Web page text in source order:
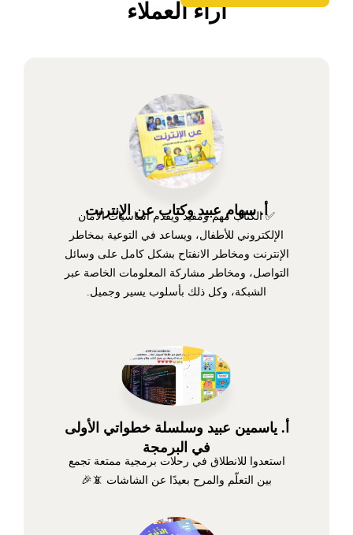
آراء العملاء
أ. سهام عبيد وكتاب عن الإنترنت
✅ الكتاب مهم ومفيد ويقدم أساسيات الأمان
الإلكتروني للأطفال، ويساعد في التوعية بمخاطر
الإنترنت ومخاطر الانفتاح بشكل كامل على وسائل
التواصل، ومخاطر مشاركة المعلومات الخاصة عبر
الشبكة، وكل ذلك بأسلوب يسير وجميل.
أ. ياسمين عبيد وسلسلة خطواتي الأولى
في البرمجة
استعدوا للانطلاق في رحلات برمجية ممتعة تجمع
بين التعلّم والمرح بعيدًا عن الشاشات 📵🎉